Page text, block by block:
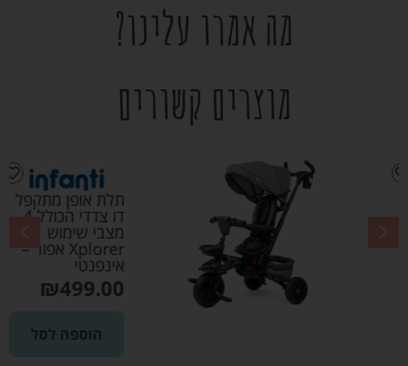
מה אמרו עלינו?
מוצרים קשורים
תלת אופן מתקפל
דו צדדי הכולל 4
מצבי שימוש
Xplorer אפור –
אינפנטי
₪499.00
הוספה לסל